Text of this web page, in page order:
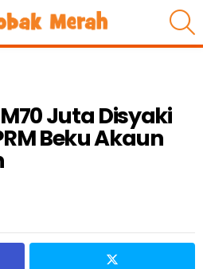
Juta Disyaki
Beku Akaun